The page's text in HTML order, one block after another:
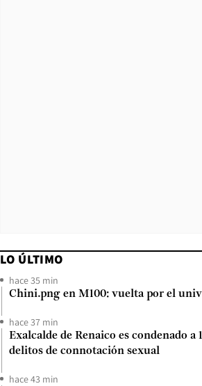
LO ÚLTIMO
hace 35 min
Chini.png en M100: vuelta por el
hace 37 min
Exalcalde de Renaico es condenado a
delitos de connotación sexual
hace 43 min